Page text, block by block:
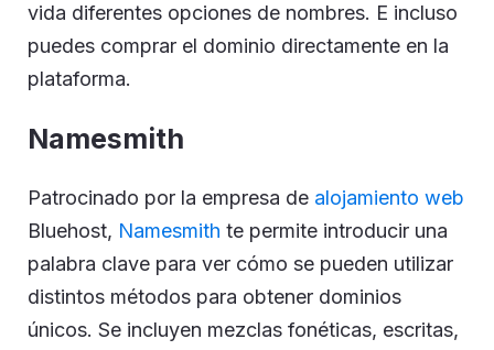
vida diferentes opciones de nombres. E incluso
puedes comprar el dominio directamente en la
plataforma.
Namesmith
Patrocinado por la empresa de alojamiento web
Bluehost, Namesmith te permite introducir una
palabra clave para ver cómo se pueden utilizar
distintos métodos para obtener dominios
únicos. Se incluyen mezclas fonéticas, escritas,